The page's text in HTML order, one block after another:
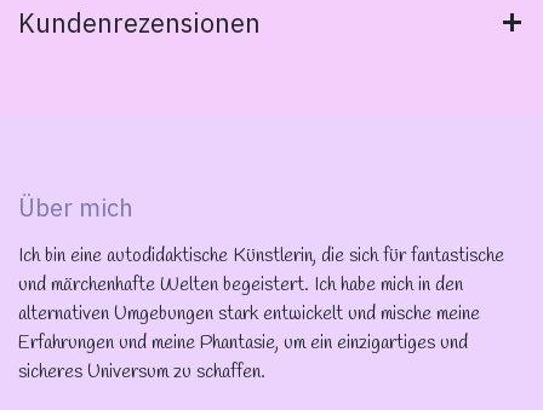
Kundenrezensionen
Über mich
Ich bin eine autodidaktische Künstlerin, die sich für fantastische
und märchenhafte Welten begeistert. Ich habe mich in den
alternativen Umgebungen stark entwickelt und mische meine
Erfahrungen und meine Phantasie, um ein einzigartiges und
sicheres Universum zu schaffen.